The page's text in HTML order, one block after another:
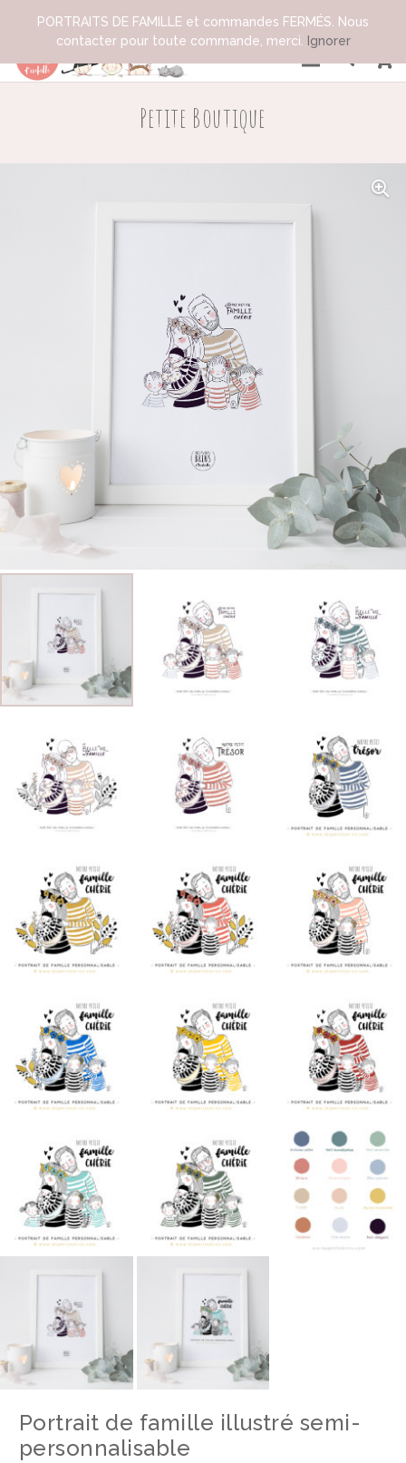
Petite Boutique
Portrait de famille illustré semi-
personnalisable
PORTRAITS DE FAMILLE et commandes FERMÉS. Nous
contacter pour toute commande, merci.
Ignorer